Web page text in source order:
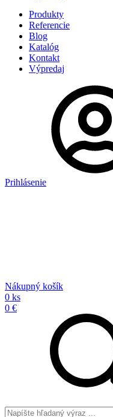
Produkty
Referencie
Blog
Katalóg
Kontakt
Výpredaj
Prihlásenie
Nákupný košík
0 ks
0 €